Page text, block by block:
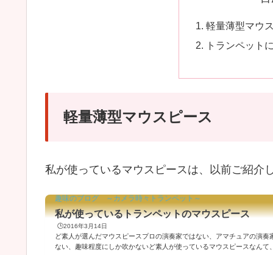
軽量薄型マウ
トランペット
軽量薄型マウスピース
私が使っているマウスピースは、以前ご紹介
趣味のブログ ～カメラ時々トランペット～
私が使っているトランペットのマウスピース
🕒️2016年3月14日
ど素人が選んだマウスピースプロの演奏家ではない、アマチュアの演奏
ない、趣味程度にしか吹かないど素人が使っているマウスピースなんて